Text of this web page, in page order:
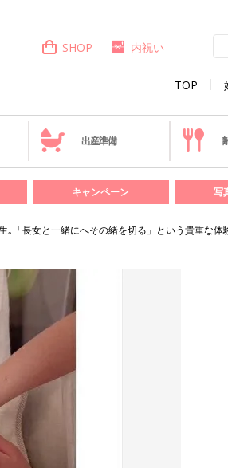
TOP
SHOP 内祝い
出産準備
キャンペーン 写
「長女と一緒にへその緒を切る」という貴重な体